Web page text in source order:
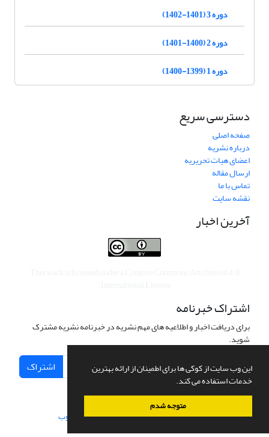
این وب سایت از کوکی ها برای اطمینان از ارائه بهترین
خدمات استفاده می کند.
متوجه شدم
دوره 3 (1401-1402)
دوره 2 (1400-1401)
دوره 1 (1399-1400)
دسترسی سریع
صفحه اصلی
درباره نشریه
اعضای هیات تحریریه
ارسال مقاله
تماس با ما
نقشه سایت
آخرین اخبار
اشتراک خبرنامه
برای دریافت اخبار و اطلاعیه های مهم نشریه در خبرنامه نشریه مشترک
شوید.
اشتراک
سامانه مدیریت نشریات علمی.طراحی و پیاده سازی از سیناوب